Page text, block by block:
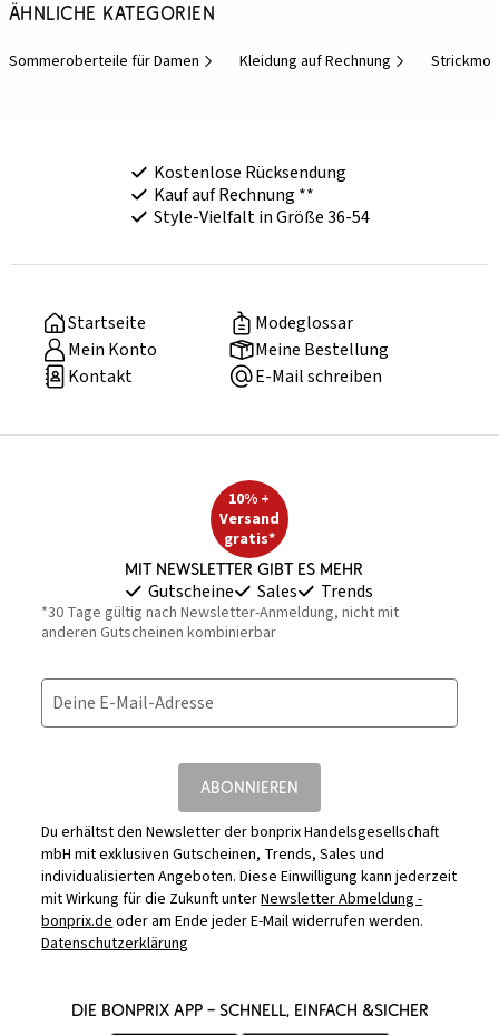
Ähnliche Kategorien
Sommeroberteile für Damen Kleidung auf Rechnung
Kostenlose Rücksendung
Kauf auf Rechnung **
Style-Vielfalt in Größe 36-54
Startseite
Modeglossar
Mein Konto
Meine Bestellung
Kontakt
E-Mail schreiben
10% +
Versand
gratis*
Mit Newsletter gibt es mehr
Gutscheine Sales Trends
*30 Tage gültig nach Newsletter-Anmeldung, nicht mit
anderen Gutscheinen kombinierbar
Deine E-Mail-Adresse
ABONNIEREN
Du erhältst den Newsletter der bonprix Handelsgesellschaft
mbH mit exklusiven Gutscheinen, Trends, Sales und
individualisierten Angeboten. Diese Einwilligung kann jederzeit
mit Wirkung für die Zukunft unterNewsletter Abmeldung -
bonprix.deoder am Ende jeder E-Mail widerrufen werden.
Datenschutzerklärung
DIE BONPRIX APP – SCHNELL, EINFACH &SICHER